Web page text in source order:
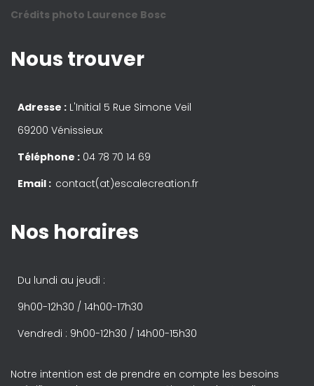
Crédits photo Laurence Bosc
Nous trouver
Adresse : L'Initial 5 Rue Simone Veil
69200 Vénissieux
Téléphone : 04 78 70 14 69
Email : contact(at)escalecreation.fr
Nos horaires
Du lundi au jeudi :
9h00-12h30 / 14h00-17h30
Vendredi : 9h00-12h30 / 14h00-15h30
Notre intention est de prendre en compte les besoins